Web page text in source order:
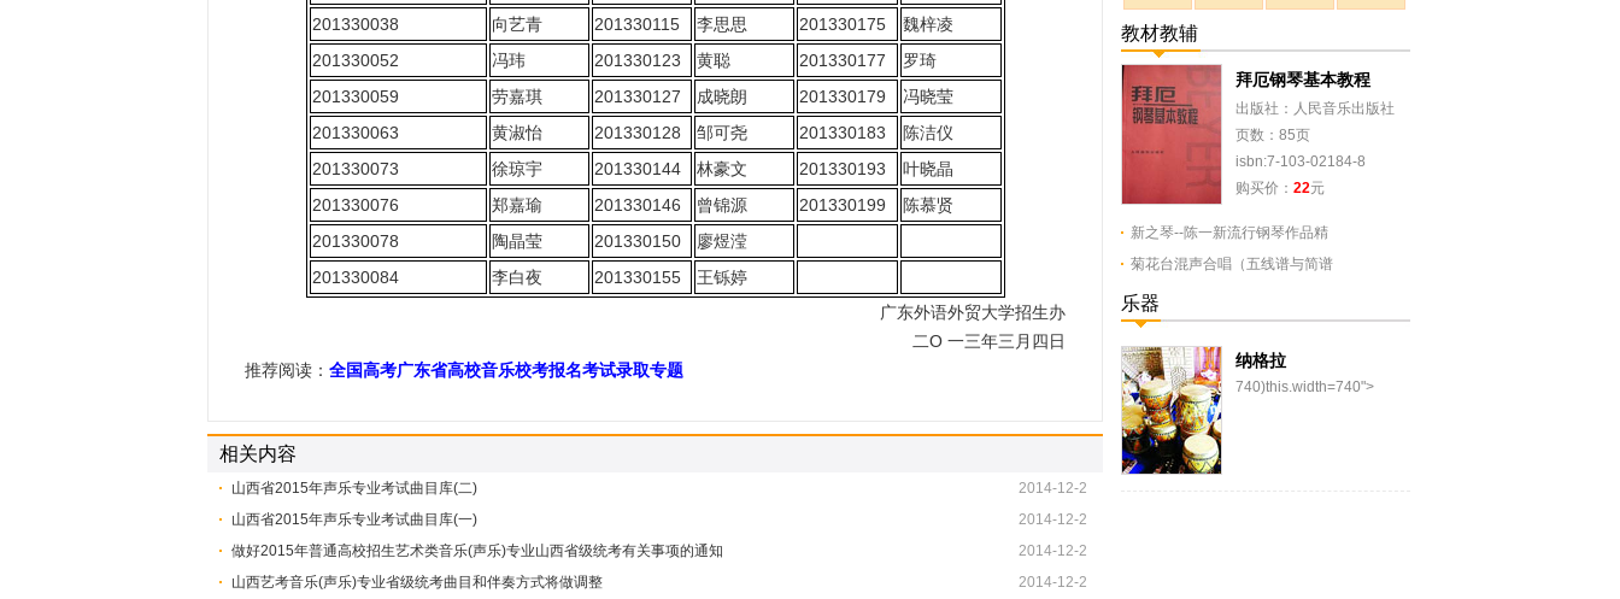
201330038
向艺青 201330115 李思思 201330175
魏梓凌
201330052
冯玮 201330123 黄聪 201330177
罗琦
201330059
劳嘉琪 201330127 成晓朗 201330179
冯晓莹
201330063
黄淑怡 201330128 邹可尧 201330183
陈洁仪
201330073
徐琼宇 201330144 林豪文 201330193
叶晓晶
201330076
郑嘉瑜 201330146 曾锦源 201330199
陈慕贤
201330078
陶晶莹 201330150
廖煜滢
201330084
李白夜 201330155
王铄婷
广东外语外贸大学招生办
二O 一三年三月四日
推荐阅读： 全国高考广东省高校音乐校考报名考试录取专题
相关内容
山西省2015年声乐专业考试曲目库(二)
2014-12-2
山西省2015年声乐专业考试曲目库(一)
2014-12-2
做好2015年普通高校招生艺术类音乐(声乐)专业山西省级统考有关事项的通知
2014-12-2
山西艺考音乐(声乐)专业省级统考曲目和伴奏方式将做调整
2014-12-2
教材教辅
拜厄钢琴基本教程
出版社：人民音乐出版社
页数：85页
isbn:7-103-02184-8
购买价： 22元
新之琴--陈一新流行钢琴作品精
菊花台混声合唱（五线谱与简谱
乐器
纳格拉
740)this.width=740">